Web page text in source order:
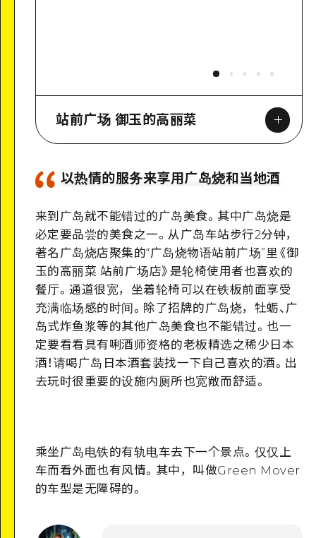
站前广场 御玉的高丽菜
Google Maps
以热情的服务来享用广岛烧和当地酒
来到广岛就不能错过的广岛美食。其中广岛烧是
必定要品尝的美食之一。从广岛车站步行2分钟，
著名广岛烧店聚集的“广岛烧物语站前广场”里《御
玉的高丽菜 站前广场店》是轮椅使用者也喜欢的
餐厅。通道很宽，坐着轮椅可以在铁板前面享受
充满临场感的时间。除了招牌的广岛烧，牡蛎、广
岛式炸鱼浆等的其他广岛美食也不能错过。也一
定要看看具有唎酒师资格的老板精选之稀少日本
酒！请喝广岛日本酒套装找一下自己喜欢的酒。出
去玩时很重要的设施内厕所也宽敞而舒适。
乘坐广岛电铁的有轨电车去下一个景点。仅仅上
车而看外面也有风情。其中，叫做Green Mover
的车型是无障碍的。